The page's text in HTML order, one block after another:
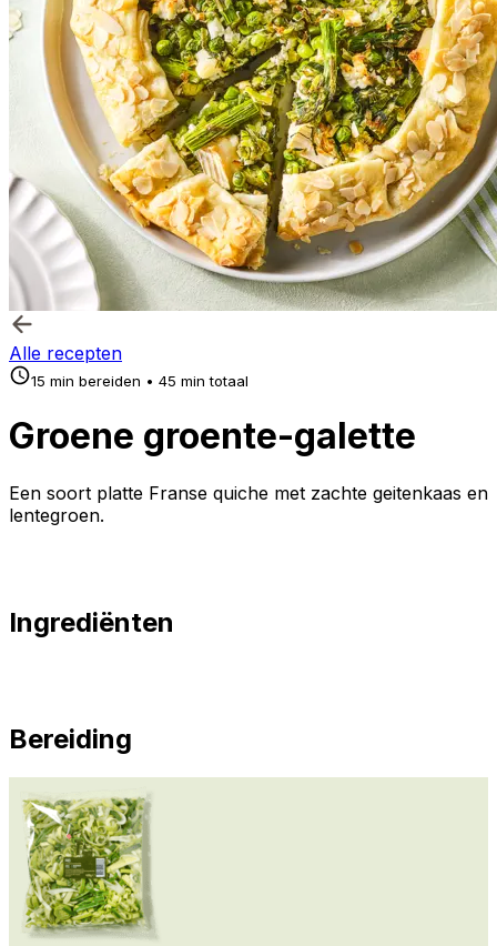
Alle recepten
15 min bereiden • 45 min totaal
Groene groente-galette
Een soort platte Franse quiche met zachte geitenkaas en
lentegroen.
Ingrediënten
Bereiding